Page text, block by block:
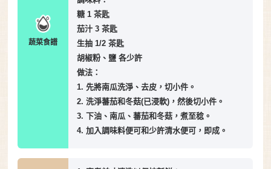
蔬菜食譜
糖 1 茶匙
茄汁 3 茶匙
生抽 1/2 茶匙
胡椒粉、鹽 各少許
做法：
1. 先將南瓜洗淨、去皮，切小件。
2. 洗淨蕃茄和冬菇(已浸軟)，然後切小件。
3. 下油、南瓜、蕃茄和冬菇，煮至稔。
4. 加入調味料便可和少許清水便可，即成。